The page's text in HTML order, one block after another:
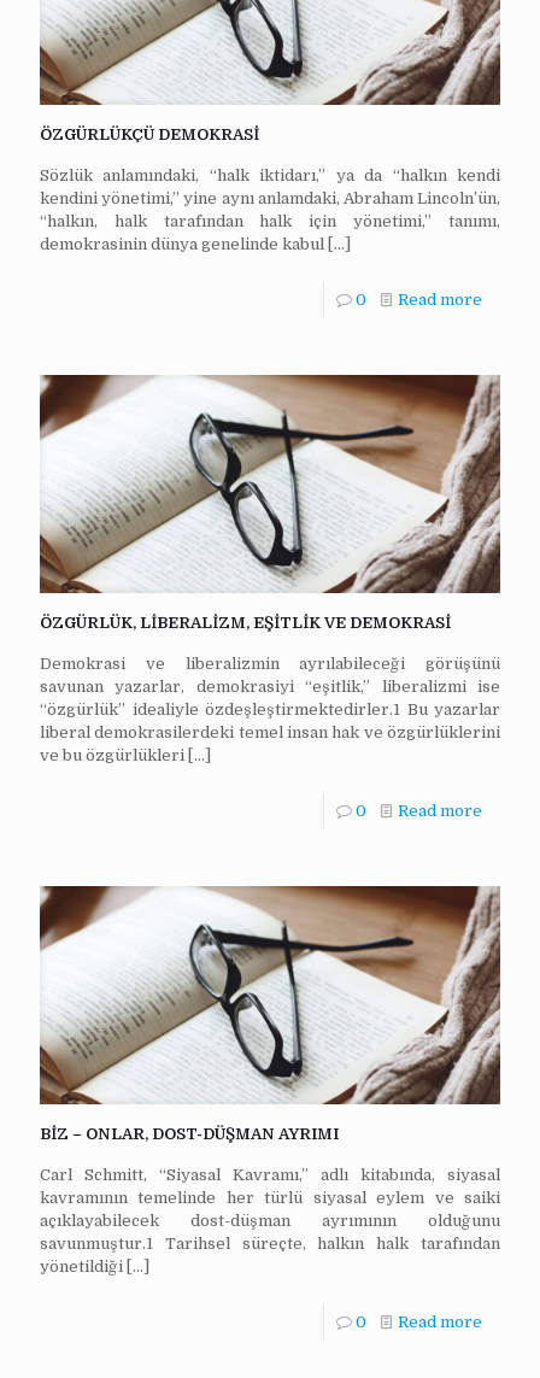
ÖZGÜRLÜKÇÜ DEMOKRASİ
Sözlük anlamındaki, “halk iktidarı,” ya da “halkın kendi
kendini yönetimi,” yine aynı anlamdaki, Abraham Lincoln’ün,
“halkın, halk tarafından halk için yönetimi,” tanımı,
demokrasinin dünya genelinde kabul […]
0 Read more
ÖZGÜRLÜK, LİBERALİZM, EŞİTLİK VE DEMOKRASİ
Demokrasi ve liberalizmin ayrılabileceği görüşünü
savunan yazarlar, demokrasiyi “eşitlik,” liberalizmi ise
“özgürlük” idealiyle özdeşleştirmektedirler.1 Bu yazarlar
liberal demokrasilerdeki temel insan hak ve özgürlüklerini
ve bu özgürlükleri […]
0 Read more
BİZ – ONLAR, DOST-DÜŞMAN AYRIMI
Carl Schmitt, “Siyasal Kavramı,” adlı kitabında, siyasal
kavramının temelinde her türlü siyasal eylem ve saiki
açıklayabilecek dost-düşman ayrımının olduğunu
savunmuştur.1 Tarihsel süreçte, halkın halk tarafından
yönetildiği […]
0 Read more